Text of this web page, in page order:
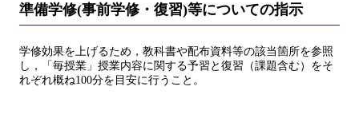
準備学修(事前学修・復習)等についての指示
学修効果を上げるため，教科書や配布資料等の該当箇所を参照
し，「毎授業」授業内容に関する予習と復習（課題含む）をそ
れぞれ概ね100分を目安に行うこと。